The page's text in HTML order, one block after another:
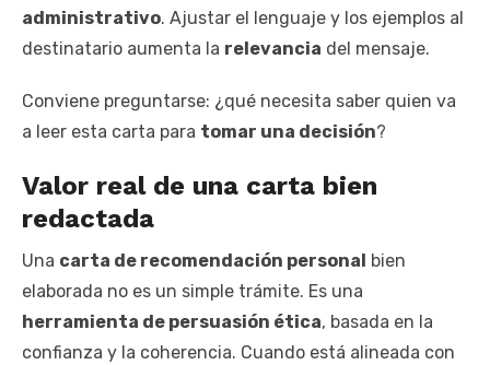
administrativo. Ajustar el lenguaje y los ejemplos al
destinatario aumenta la relevancia del mensaje.
Conviene preguntarse: ¿qué necesita saber quien va
a leer esta carta para tomar una decisión?
Valor real de una carta bien
redactada
Una carta de recomendación personal
bien
elaborada no es un simple trámite. Es una
herramienta de persuasión ética, basada en la
confianza y la coherencia. Cuando está alineada con